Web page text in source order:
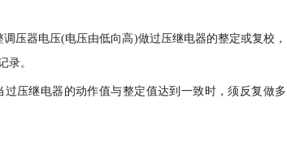
压器电压(电压由低向高)做过压继电器的整定或复校，
录。
压继电器的动作值与整定值达到一致时，须反复做多